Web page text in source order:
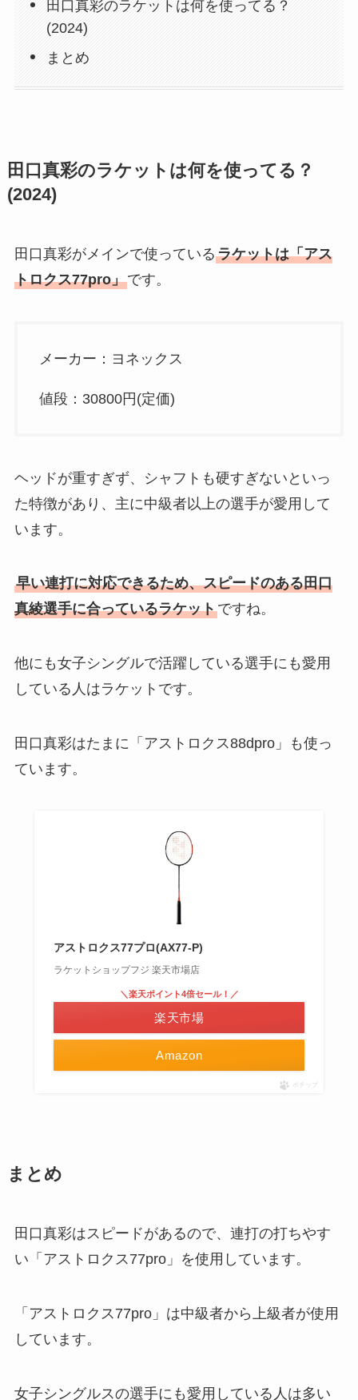
田口真彩のラケットは何を使ってる？
(2024)
まとめ
田口真彩のラケットは何を使ってる？
(2024)
田口真彩がメインで使っているラケットは「アス
トロクス77pro」です。
メーカー：ヨネックス
値段：30800円(定価)
ヘッドが重すぎず、シャフトも硬すぎないといっ
た特徴があり、主に中級者以上の選手が愛用して
います。
早い連打に対応できるため、スピードのある田口
真綾選手に合っているラケットですね。
他にも女子シングルで活躍している選手にも愛用
している人はラケットです。
田口真彩はたまに「アストロクス88dpro」も使っ
ています。
アストロクス77プロ(AX77-P)
ラケットショップフジ 楽天市場店
Amazon
＼楽天ポイント4倍セール！／
楽天市場
ポチップ
まとめ
田口真彩はスピードがあるので、連打の打ちやす
い「アストロクス77pro」を使用しています。
「アストロクス77pro」は中級者から上級者が使用
しています。
女子シングルスの選手にも愛用している人は多い